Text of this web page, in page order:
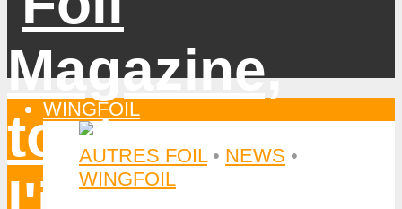
WINGFOIL
AUTRES FOIL • NEWS •
WINGFOIL